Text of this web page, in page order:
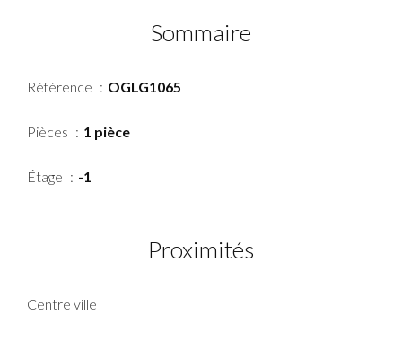
Sommaire
Référence OGLG1065
Pièces 1 pièce
Étage -1
Proximités
Centre ville